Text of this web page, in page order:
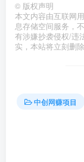
© 版权声明
本文内容由互联网
息存储空间服务，
有涉嫌抄袭侵权/违
实，本站将立刻删除
中创网赚项目